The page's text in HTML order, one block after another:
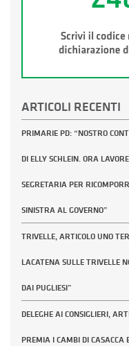
ARTICOLI RECENTI
PRIMARIE PD: “NOSTRO
DI ELLY SCHLEIN. ORA
SEGRETARIA PER
SINISTRA AL GOVERNO”
TRIVELLE, ARTICOLO UNO
LACATENA SULLE TRIVELLE
DAI PUGLIESI”
DELEGHE AI CONSIGLIERI,
PREMIA I CAMBI DI CASACCA